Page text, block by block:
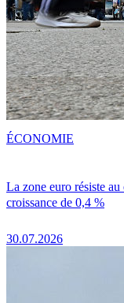
La zone euro résiste
croissance de 0,4 %
30.07.2026
ÉCONOMIE